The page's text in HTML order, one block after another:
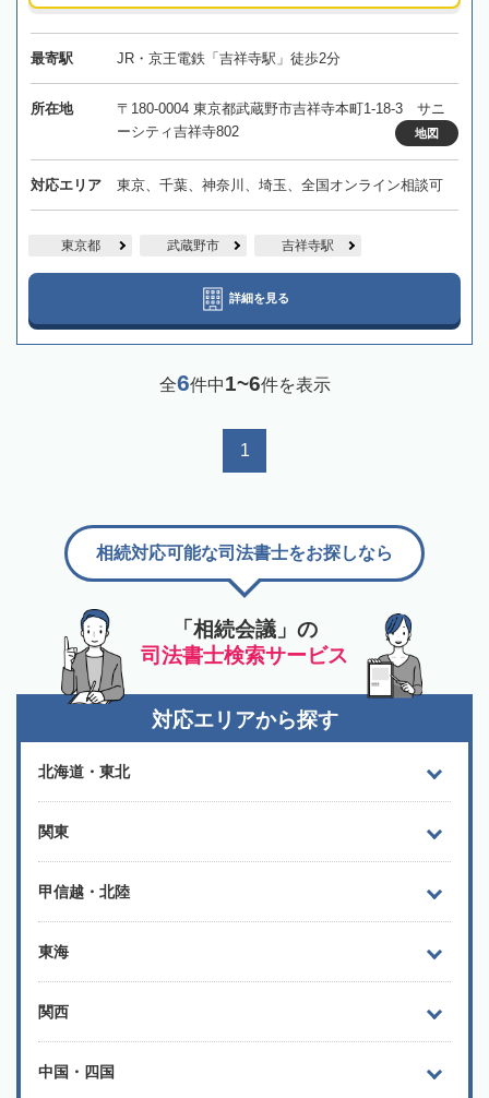
最寄駅 JR・京王電鉄「吉祥寺駅」徒歩2分
所在地
〒180-0004 東京都武蔵野市吉祥寺本町1-18-3 サニ
ーシティ吉祥寺802
地図
対応エリア 東京、千葉、神奈川、埼玉、全国オンライン相談可
東京都 武蔵野市 吉祥寺駅
詳細を見る
全6件中1~6件を表示
1
「相続会議」の
司法書士検索サービス
相続対応可能な司法書士をお探しなら
対応エリアから探す
北海道・東北
関東
甲信越・北陸
東海
関西
中国・四国